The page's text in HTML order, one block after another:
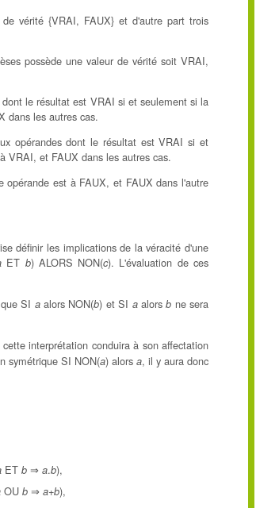
vérité {VRAI, FAUX} et d'autre part trois
possède une valeur de vérité soit VRAI,
le résultat est VRAI si et seulement si la
dans les autres cas.
opérandes dont le résultat est VRAI si et
VRAI, et FAUX dans les autres cas.
opérande est à FAUX, et FAUX dans l'autre
définir les implications de la véracité d'une
ET b) ALORS NON(c). L'évaluation de ces
SI aalors NON(b) et SI aalorsb ne sera
interprétation conduira à son affectation
symétrique SI NON(a) alors a, il y aura donc
ET b⇒ a.b),
OU b⇒ a+b),